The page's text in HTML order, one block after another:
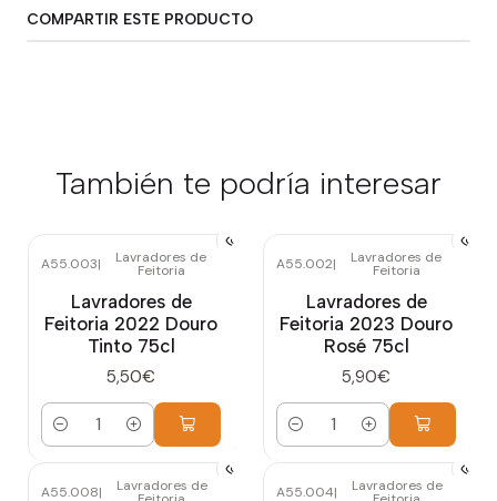
COMPARTIR ESTE PRODUCTO
También te podría interesar
A55.003| Lavradores de
Feitoria
Lavradores de
Feitoria 2022 Douro
Tinto 75cl
5,50€
Cantidad
A55.002| Lavradores de
Feitoria
Lavradores de
Feitoria 2023 Douro
Rosé 75cl
5,90€
Cantidad
A55.008| Lavradores de A55.004| Lavradores de